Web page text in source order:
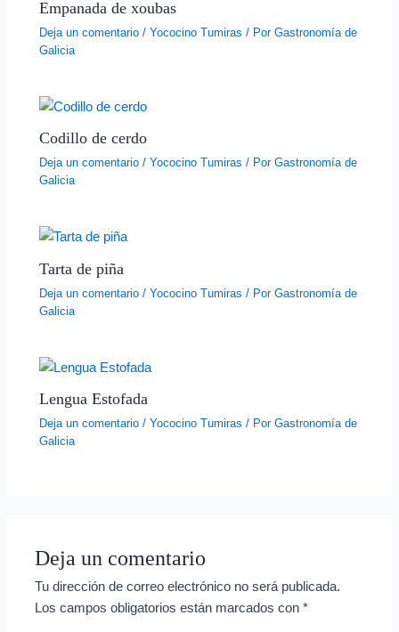
Empanada de xoubas
Deja un comentario /Yococino Tumiras / PorGastronomía de
Galicia
Codillo de cerdo
Deja un comentario /Yococino Tumiras / PorGastronomía de
Galicia
Tarta de piña
Deja un comentario /Yococino Tumiras / PorGastronomía de
Galicia
Lengua Estofada
Deja un comentario /Yococino Tumiras / PorGastronomía de
Galicia
Deja un comentario
Tu dirección de correo electrónico no será publicada.
Los campos obligatorios están marcados con*